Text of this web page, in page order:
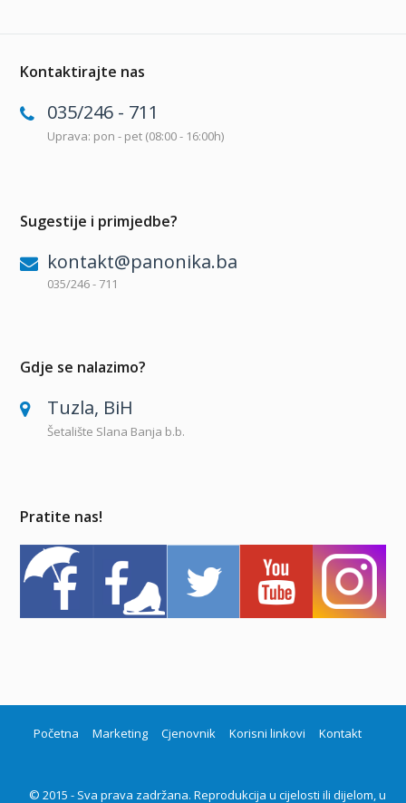
Kontaktirajte nas
035/246 - 711
Uprava: pon - pet (08:00 - 16:00h)
Sugestije i primjedbe?
kontakt@panonika.ba
035/246 - 711
Gdje se nalazimo?
Tuzla, BiH
Šetalište Slana Banja b.b.
Pratite nas!
Početna Marketing Cjenovnik Korisni linkovi Kontakt
© 2015 - Sva prava zadržana. Reprodukcija u cijelosti ili dijelom, u